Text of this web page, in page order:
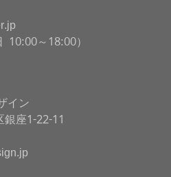
～18:00）
イン
座1-22-11